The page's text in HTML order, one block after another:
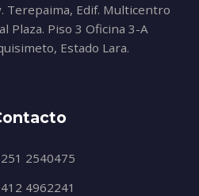
Terepaima, Edif. Multicentro
Plaza. Piso 3 Oficina 3-A
Estado Lara.
2540475
4962241